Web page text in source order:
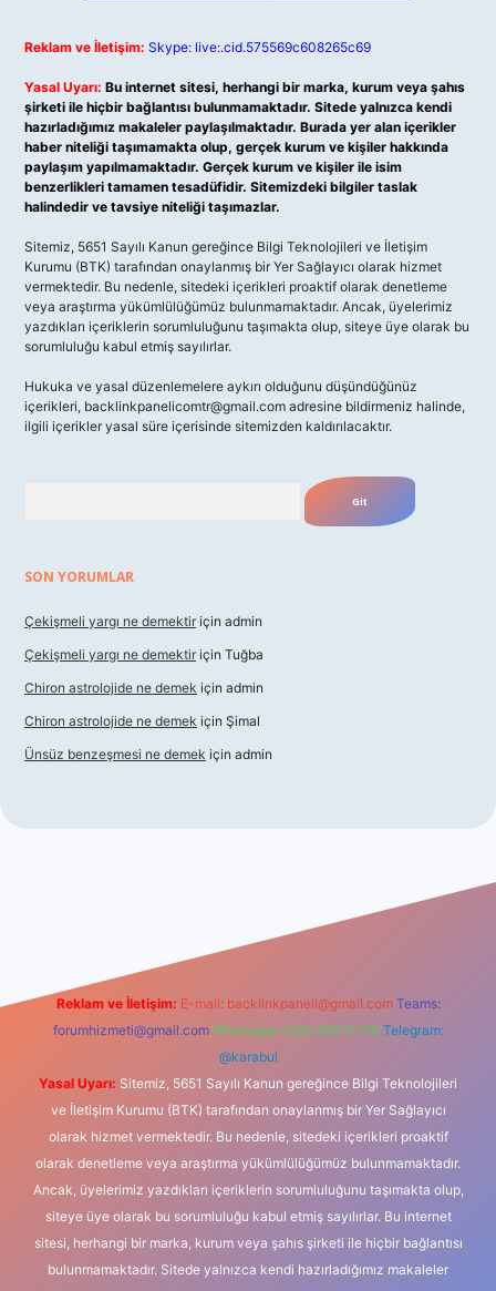
Reklam ve İletişim: Skype: live:.cid.575569c608265c69
Yasal Uyarı: Bu internet sitesi, herhangi bir marka, kurum veya şahıs
şirketi ile hiçbir bağlantısı bulunmamaktadır. Sitede yalnızca kendi
hazırladığımız makaleler paylaşılmaktadır. Burada yer alan içerikler
haber niteliği taşımamakta olup, gerçek kurum ve kişiler hakkında
paylaşım yapılmamaktadır. Gerçek kurum ve kişiler ile isim
benzerlikleri tamamen tesadüfidir. Sitemizdeki bilgiler taslak
halindedir ve tavsiye niteliği taşımazlar.
Sitemiz, 5651 Sayılı Kanun gereğince Bilgi Teknolojileri ve İletişim
Kurumu (BTK) tarafından onaylanmış bir Yer Sağlayıcı olarak hizmet
vermektedir. Bu nedenle, sitedeki içerikleri proaktif olarak denetleme
veya araştırma yükümlülüğümüz bulunmamaktadır. Ancak, üyelerimiz
yazdıkları içeriklerin sorumluluğunu taşımakta olup, siteye üye olarak bu
sorumluluğu kabul etmiş sayılırlar.
Hukuka ve yasal düzenlemelere aykırı olduğunu düşündüğünüz
içerikleri, backlinkpanelicomtr@gmail.com adresine bildirmeniz halinde,
ilgili içerikler yasal süre içerisinde sitemizden kaldırılacaktır.
SON YORUMLAR
Çekişmeli yargı ne demektir için admin
Çekişmeli yargı ne demektir için Tuğba
Chiron astrolojide ne demek için admin
Chiron astrolojide ne demek için Şimal
Ünsüz benzeşmesi ne demek için admin
Reklam ve İletişim: E-mail: backlinkpaneli@gmail.com Teams:
forumhizmeti@gmail.com Whatsapp: 0262 606 0 726 Telegram:
@karabul
Yasal Uyarı: Sitemiz, 5651 Sayılı Kanun gereğince Bilgi Teknolojileri
ve İletişim Kurumu (BTK) tarafından onaylanmış bir Yer Sağlayıcı
olarak hizmet vermektedir. Bu nedenle, sitedeki içerikleri proaktif
olarak denetleme veya araştırma yükümlülüğümüz bulunmamaktadır.
Ancak, üyelerimiz yazdıkları içeriklerin sorumluluğunu taşımakta olup,
siteye üye olarak bu sorumluluğu kabul etmiş sayılırlar. Bu internet
sitesi, herhangi bir marka, kurum veya şahıs şirketi ile hiçbir bağlantısı
bulunmamaktadır. Sitede yalnızca kendi hazırladığımız makaleler